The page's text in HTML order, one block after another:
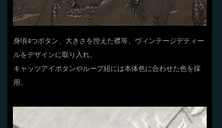
身頃4つボタン、大きさを控えた襟等、ヴィンテージデティー
ルをデザインに取り入れ、
キャッツアイボタンやループ紐には本体色に合わせた色を採
用。